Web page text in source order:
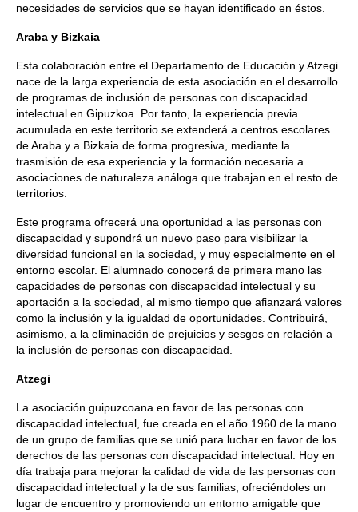
necesidades de servicios que se hayan identificado en éstos.
Araba y Bizkaia
Esta colaboración entre el Departamento de Educación y Atzegi
nace de la larga experiencia de esta asociación en el desarrollo
de programas de inclusión de personas con discapacidad
intelectual en Gipuzkoa. Por tanto, la experiencia previa
acumulada en este territorio se extenderá a centros escolares
de Araba y a Bizkaia de forma progresiva, mediante la
trasmisión de esa experiencia y la formación necesaria a
asociaciones de naturaleza análoga que trabajan en el resto de
territorios.
Este programa ofrecerá una oportunidad a las personas con
discapacidad y supondrá un nuevo paso para visibilizar la
diversidad funcional en la sociedad, y muy especialmente en el
entorno escolar. El alumnado conocerá de primera mano las
capacidades de personas con discapacidad intelectual y su
aportación a la sociedad, al mismo tiempo que afianzará valores
como la inclusión y la igualdad de oportunidades. Contribuirá,
asimismo, a la eliminación de prejuicios y sesgos en relación a
la inclusión de personas con discapacidad.
Atzegi
La asociación guipuzcoana en favor de las personas con
discapacidad intelectual, fue creada en el año 1960 de la mano
de un grupo de familias que se unió para luchar en favor de los
derechos de las personas con discapacidad intelectual. Hoy en
día trabaja para mejorar la calidad de vida de las personas con
discapacidad intelectual y la de sus familias, ofreciéndoles un
lugar de encuentro y promoviendo un entorno amigable que